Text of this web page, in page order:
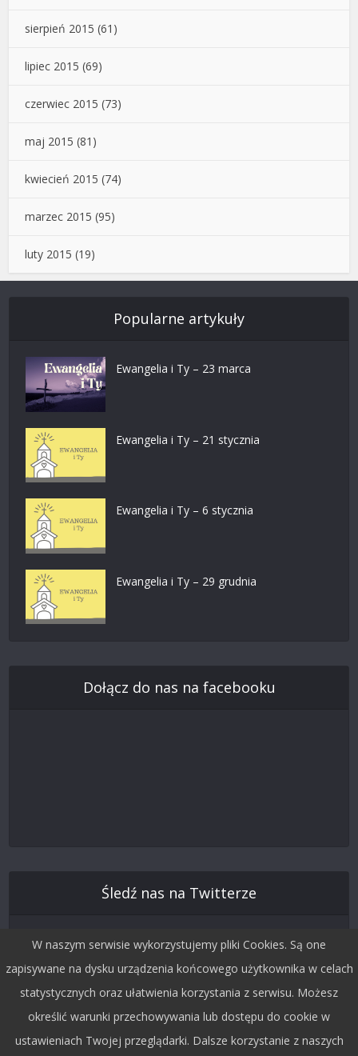
sierpień 2015 (61)
lipiec 2015 (69)
czerwiec 2015 (73)
maj 2015 (81)
kwiecień 2015 (74)
marzec 2015 (95)
luty 2015 (19)
Popularne artykuły
Ewangelia i Ty – 23 marca
Ewangelia i Ty – 21 stycznia
Ewangelia i Ty – 6 stycznia
Ewangelia i Ty – 29 grudnia
Dołącz do nas na facebooku
Śledź nas na Twitterze
W naszym serwisie wykorzystujemy pliki Cookies. Są one
zapisywane na dysku urządzenia końcowego użytkownika w celach
statystycznych oraz ułatwienia korzystania z serwisu. Możesz
określić warunki przechowywania lub dostępu do cookie w
ustawieniach Twojej przeglądarki. Dalsze korzystanie z naszych